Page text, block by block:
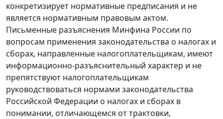
конкретизирует нормативные предписания и не
является нормативным правовым актом.
Письменные разъяснения Минфина России по
вопросам применения законодательства о налогах и
сборах, направленные налогоплательщикам, имеют
информационно-разъяснительный характер и не
препятствуют налогоплательщикам
руководствоваться нормами законодательства
Российской Федерации о налогах и сборах в
понимании, отличающемся от трактовки,